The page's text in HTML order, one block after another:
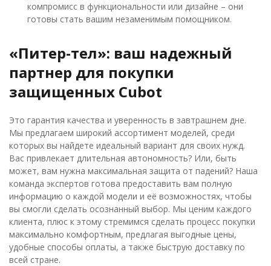
компромисс в функциональности или дизайне – они
готовы стать вашим незаменимым помощником.
«Питер-тел»: ваш надежный
партнер для покупки
защищенных Cubot
Это гарантия качества и уверенность в завтрашнем дне.
Мы предлагаем широкий ассортимент моделей, среди
которых вы найдете идеальный вариант для своих нужд.
Вас привлекает длительная автономность? Или, быть
может, вам нужна максимальная защита от падений? Наша
команда экспертов готова предоставить вам полную
информацию о каждой модели и её возможностях, чтобы
вы смогли сделать осознанный выбор. Мы ценим каждого
клиента, плюс к этому стремимся сделать процесс покупки
максимально комфортным, предлагая выгодные цены,
удобные способы оплаты, а также быструю доставку по
всей стране.